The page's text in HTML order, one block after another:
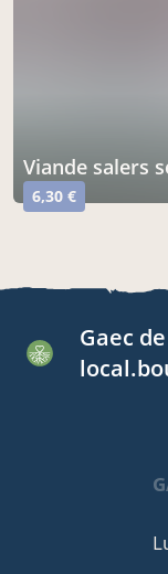
viande salers
6,30 €
Gaec